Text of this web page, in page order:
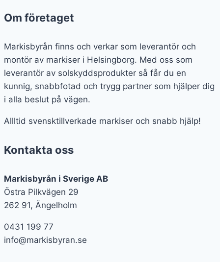
Om företaget
Markisbyrån finns och verkar som leverantör och
montör av markiser i Helsingborg. Med oss som
leverantör av solskyddsprodukter så får du en
kunnig, snabbfotad och trygg partner som hjälper dig
i alla beslut på vägen.
Allltid svensktillverkade markiser och snabb hjälp!
Kontakta oss
Markisbyrån i Sverige AB
Östra Pilkvägen 29
262 91, Ängelholm
0431 199 77
info@markisbyran.se